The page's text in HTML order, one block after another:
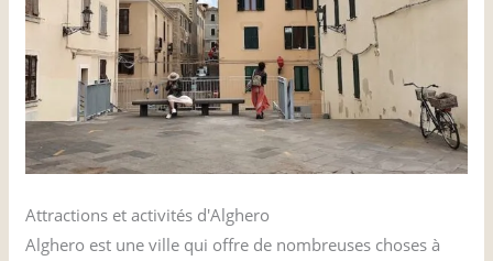
Attractions et activités d'Alghero
Alghero est une ville qui offre de nombreuses choses à